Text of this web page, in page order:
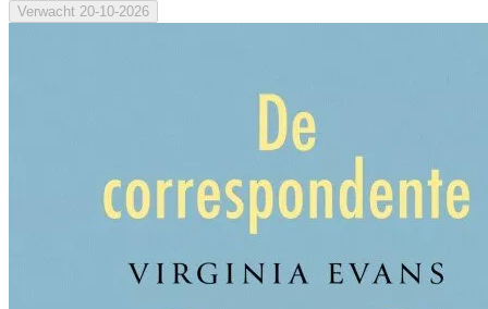
Verwacht 20-10-2026